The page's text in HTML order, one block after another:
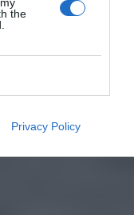
the
Privacy Policy